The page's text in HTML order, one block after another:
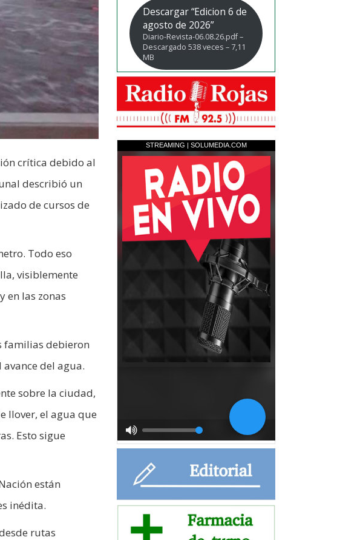
crítica debido al
describió un
de cursos de
Todo eso
visiblemente
en las zonas
familias debieron
del agua.
sobre la ciudad,
llover, el agua que
Esto sigue
están
inédita.
rutas
Descargar “Edicion 6 de
agosto de 2026”
Diario-Revista-06.08.26.pdf –
Descargado 538 veces – 7,11
MB